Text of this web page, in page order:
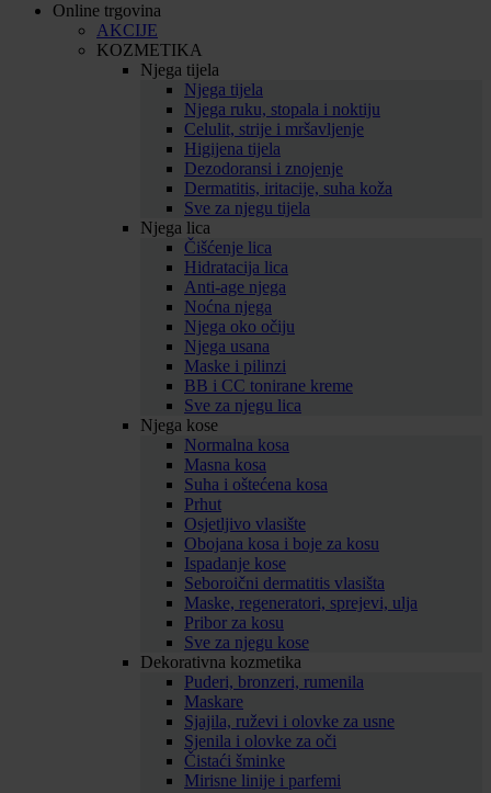
Online trgovina
AKCIJE
KOZMETIKA
Njega tijela
Njega tijela
Njega ruku, stopala i noktiju
Celulit, strije i mršavljenje
Higijena tijela
Dezodoransi i znojenje
Dermatitis, iritacije, suha koža
Sve za njegu tijela
Njega lica
Čišćenje lica
Hidratacija lica
Anti-age njega
Noćna njega
Njega oko očiju
Njega usana
Maske i pilinzi
BB i CC tonirane kreme
Sve za njegu lica
Njega kose
Normalna kosa
Masna kosa
Suha i oštećena kosa
Prhut
Osjetljivo vlasište
Obojana kosa i boje za kosu
Ispadanje kose
Seboroični dermatitis vlasišta
Maske, regeneratori, sprejevi, ulja
Pribor za kosu
Sve za njegu kose
Dekorativna kozmetika
Puderi, bronzeri, rumenila
Maskare
Sjajila, ruževi i olovke za usne
Sjenila i olovke za oči
Čistaći šminke
Mirisne linije i parfemi